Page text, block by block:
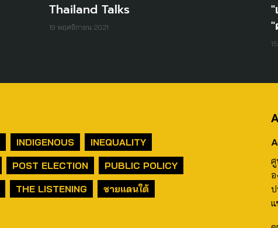
Thailand Talks
19 พฤศจิกายน 2021
INDIGENOUS
INEQUALITY
POST ELECTION
PUBLIC POLICY
THE LISTENING
ชายแดนใต้
แ